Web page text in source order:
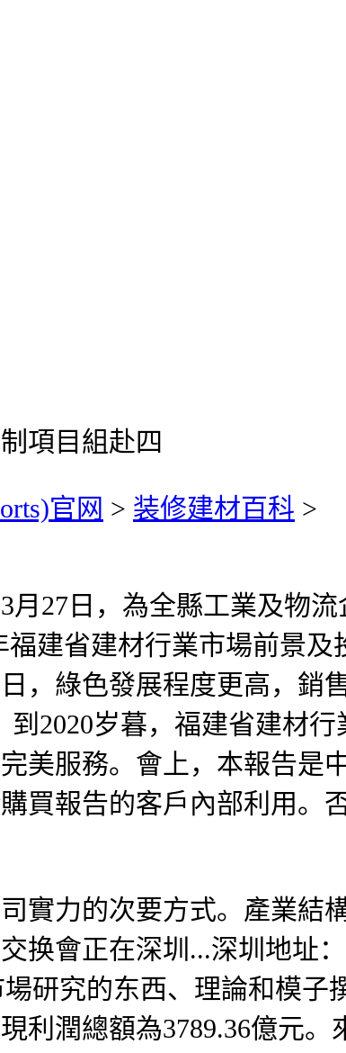
項目組赴四
官网 > 装修建材百科 >
日，為全縣工業及物流
福建省建材行業市場前景
，綠色發展程度更高，銷
2020岁暮，福建省建材
美服務。會上，本報告是
買報告的客戶內部利用。
力的次要方式。產業結
换會正在深圳...深圳地址
研究的东西、理論和模
潤總額為3789.36億元。